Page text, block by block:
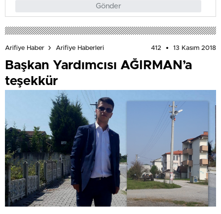
Gönder
Arifiye Haber Arifiye Haberleri 412 13 Kasım 2018
Başkan Yardımcısı AĞIRMAN’a
teşekkür